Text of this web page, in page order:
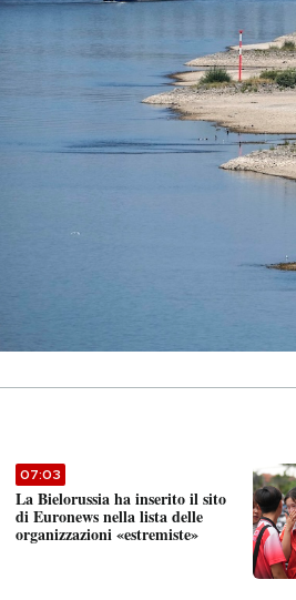
07:03
La Bielorussia ha inserito il sito
di Euronews nella lista delle
organizzazioni «estremiste»